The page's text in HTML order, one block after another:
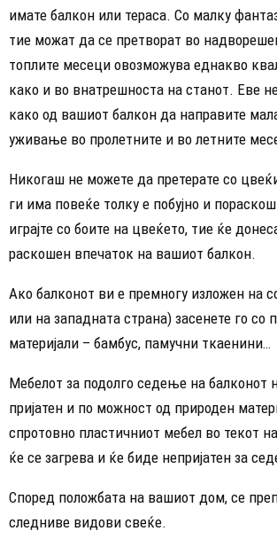
имате балкон или тераса. Со малку
тие можат да се претворат во
топлите месеци овозможува еднакво
како и во внатрешноста на станот. Еве
како од вашиот балкон да направите
уживање во пролетните и во летните
Никогаш не можете да претерате со
ги има повеќе толку е побујно и
играјте со боите на цвеќето, тие ќе
раскошен впечаток на вашиот балкон.
Ако балконот ви е премногу изложен на
или на западната страна) засенете го со
материјали – бамбус, памучни ткаенини…
Мебелот за подолго седење на балконот
пријатен и по можност од природен
спротовно пластичниот мебел во текот
ќе се загрева и ќе биде непријатен за
Според положбата на вашиот дом, се
следниве видови свеќе.